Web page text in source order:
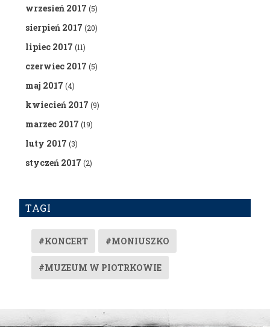
wrzesień 2017 (5)
sierpień 2017 (20)
lipiec 2017 (11)
czerwiec 2017 (5)
maj 2017 (4)
kwiecień 2017 (9)
marzec 2017 (19)
luty 2017 (3)
styczeń 2017 (2)
TAGI
#KONCERT #MONIUSZKO
#MUZEUM W PIOTRKOWIE